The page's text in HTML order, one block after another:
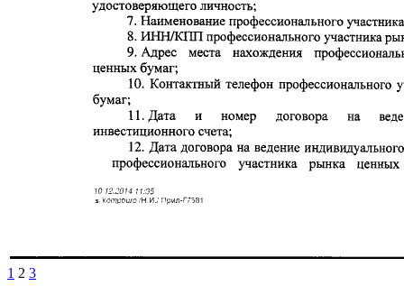
1 2 3